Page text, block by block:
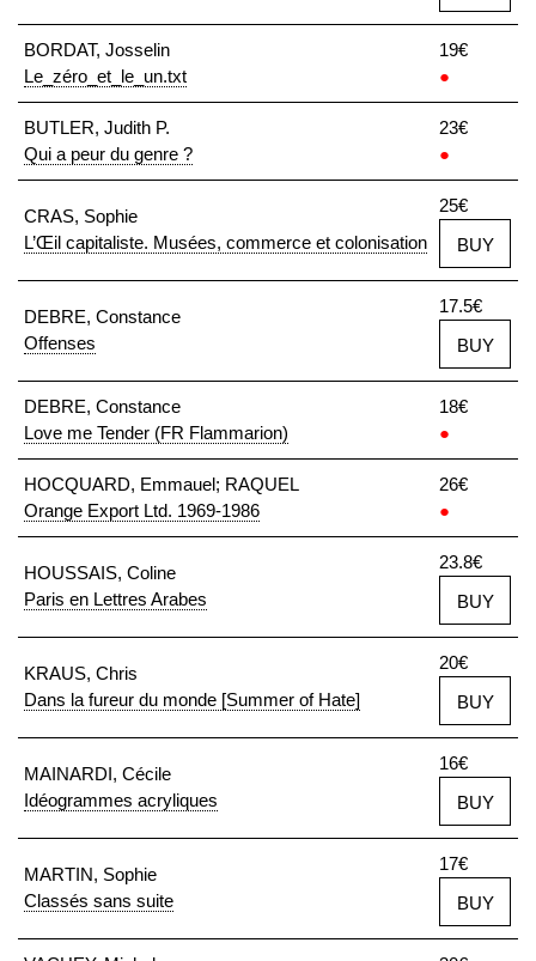
BORDAT, Josselin
Le_zéro_et_le_un.txt
19€
●
BUTLER, Judith P.
Qui a peur du genre ?
23€
●
CRAS, Sophie
L’Œil capitaliste. Musées, commerce et colonisation
25€
BUY
DEBRE, Constance
Offenses
17.5€
BUY
DEBRE, Constance
Love me Tender (FR Flammarion)
18€
●
HOCQUARD, Emmauel; RAQUEL
Orange Export Ltd. 1969-1986
26€
●
HOUSSAIS, Coline
Paris en Lettres Arabes
23.8€
BUY
KRAUS, Chris
Dans la fureur du monde [Summer of Hate]
20€
BUY
MAINARDI, Cécile
Idéogrammes acryliques
16€
BUY
MARTIN, Sophie
Classés sans suite
17€
BUY